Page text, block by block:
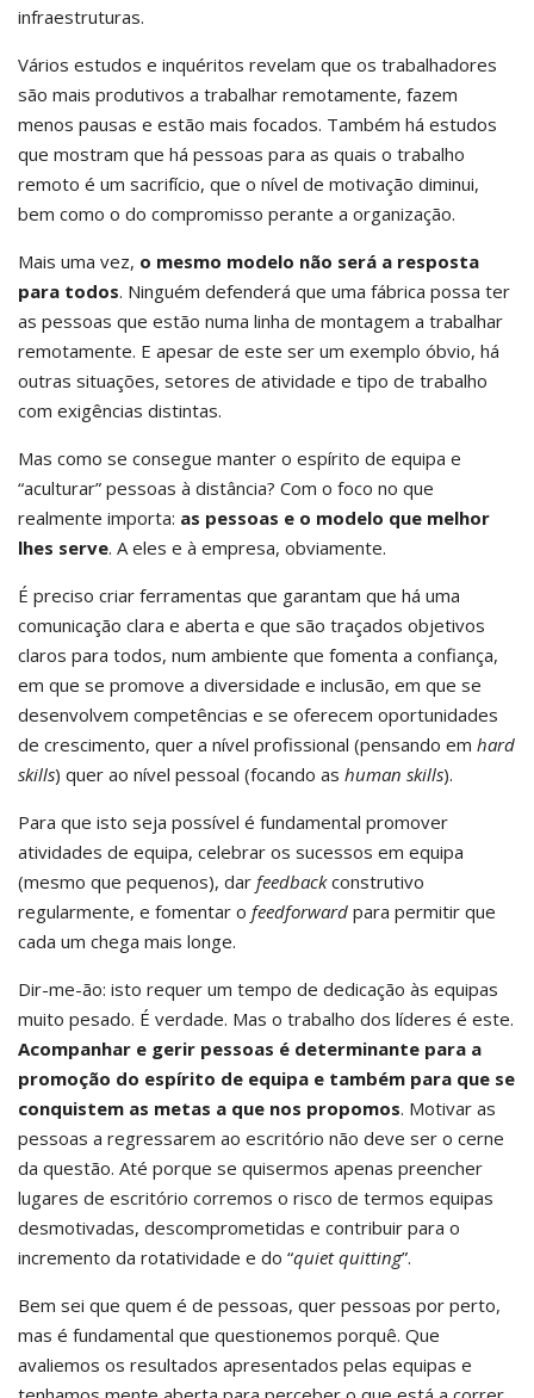
infraestruturas.
Vários estudos e inquéritos revelam que os trabalhadores
são mais produtivos a trabalhar remotamente, fazem
menos pausas e estão mais focados. Também há estudos
que mostram que há pessoas para as quais o trabalho
remoto é um sacrifício, que o nível de motivação diminui,
bem como o do compromisso perante a organização.
Mais uma vez, o mesmo modelo não será a resposta
para todos. Ninguém defenderá que uma fábrica possa ter
as pessoas que estão numa linha de montagem a trabalhar
remotamente. E apesar de este ser um exemplo óbvio, há
outras situações, setores de atividade e tipo de trabalho
com exigências distintas.
Mas como se consegue manter o espírito de equipa e
“aculturar” pessoas à distância? Com o foco no que
realmente importa: as pessoas e o modelo que melhor
lhes serve. A eles e à empresa, obviamente.
É preciso criar ferramentas que garantam que há uma
comunicação clara e aberta e que são traçados objetivos
claros para todos, num ambiente que fomenta a confiança,
em que se promove a diversidade e inclusão, em que se
desenvolvem competências e se oferecem oportunidades
de crescimento, quer a nível profissional (pensando em hard
skills) quer ao nível pessoal (focando as human skills).
Para que isto seja possível é fundamental promover
atividades de equipa, celebrar os sucessos em equipa
(mesmo que pequenos), dar feedbackconstrutivo
regularmente, e fomentar o feedforward para permitir que
cada um chega mais longe.
Dir-me-ão: isto requer um tempo de dedicação às equipas
muito pesado. É verdade. Mas o trabalho dos líderes é este.
Acompanhar e gerir pessoas é determinante para a
promoção do espírito de equipa e também para que se
conquistem as metas a que nos propomos. Motivar as
pessoas a regressarem ao escritório não deve ser o cerne
da questão. Até porque se quisermos apenas preencher
lugares de escritório corremos o risco de termos equipas
desmotivadas, descomprometidas e contribuir para o
incremento da rotatividade e do “quiet quitting”.
Bem sei que quem é de pessoas, quer pessoas por perto,
mas é fundamental que questionemos porquê. Que
avaliemos os resultados apresentados pelas equipas e